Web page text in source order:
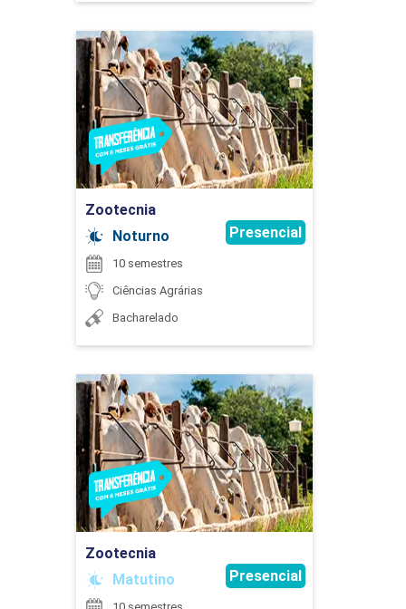
EXTENSÃO
75
EXTENSÃO
FERTILIDADE DOS SOLOS
75
Zootecnia
Noturno
Presencial
10 semestres
Ciências Agrárias
Bacharelado
Zootecnia
Detalhes do curso
Ir para Inscrição
Zootecnia
Matutino
Presencial
Zootecnia
Detalhes do curso
Ir para Inscrição